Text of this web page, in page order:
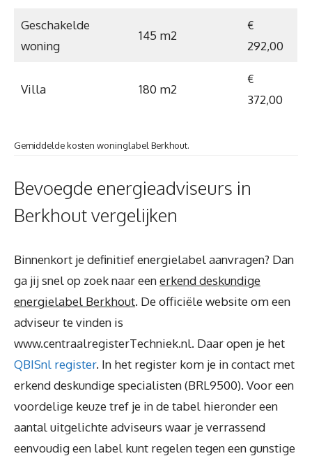
Geschakelde
woning
145 m2
€
292,00
Villa 180 m2
€
372,00
Gemiddelde kosten woninglabel Berkhout.
Bevoegde energieadviseurs in
Berkhout vergelijken
Binnenkort je definitief energielabel aanvragen? Dan
ga jij snel op zoek naar eenerkend deskundige
energielabel Berkhout. De officiële website om een
adviseur te vinden is
www.centraalregisterTechniek.nl. Daar open je het
QBISnl register. In het register kom je in contact met
erkend deskundige specialisten (BRL9500). Voor een
voordelige keuze tref je in de tabel hieronder een
aantal uitgelichte adviseurs waar je verrassend
eenvoudig een label kunt regelen tegen een gunstige